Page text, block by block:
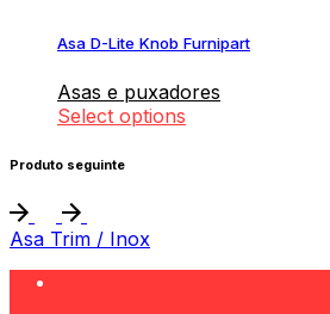
Asa D-Lite Knob Furnipart
Asas e puxadores
Select options
Produto seguinte
Asa Trim / Inox